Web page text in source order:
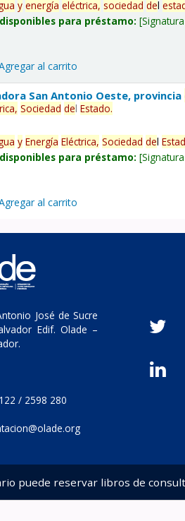
y energía eléctrica, sociedad del
para préstamo:
al carrito
San Antonio Oeste, provincia
Sociedad delEstado.
y Energía Eléctrica, Sociedad del
para préstamo:
al carrito
José de Sucre
Edif. Olade –
/ 2598 280
puede reservar libros de